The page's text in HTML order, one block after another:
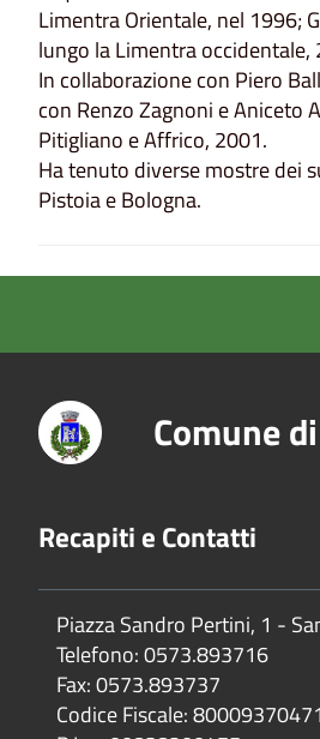
Limentra Orientale, nel 1996;
lungo la Limentra occidentale,
In collaborazione con Piero
con Renzo Zagnoni e Aniceto
Pitigliano e Affrico, 2001.
Ha tenuto diverse mostre dei
Pistoia e Bologna.
Comune
Recapiti e Contatti
Piazza Sandro Pertini, 1 -
Telefono: 0573.893716
Fax: 0573.893737
Codice Fiscale: 80009370471